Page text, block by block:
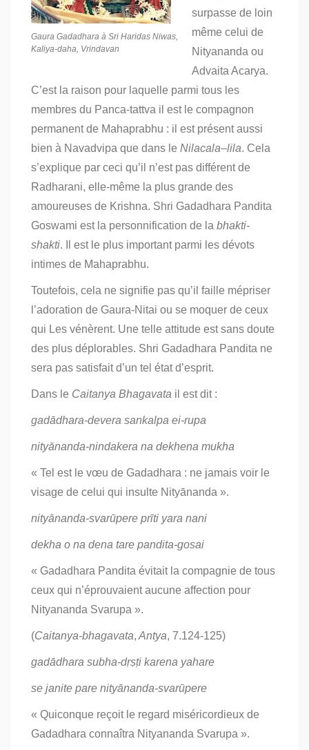
Gaura Gadadhara à Sri Haridas Niwas,
Kaliya-daha, Vrindavan
surpasse de loin
même celui de
Nityananda ou
Advaita Acarya.
C’est la raison pour laquelle parmi tous les
membres du Panca-tattva il est le compagnon
permanent de Mahaprabhu : il est présent aussi
bien à Navadvipa que dans le Nilacala–lila. Cela
s’explique par ceci qu’il n’est pas différent de
Radharani, elle-même la plus grande des
amoureuses de Krishna. Shri Gadadhara Pandita
Goswami est la personnification de la bhakti-
shakti. Il est le plus important parmi les dévots
intimes de Mahaprabhu.
Toutefois, cela ne signifie pas qu’il faille mépriser
l’adoration de Gaura-Nitai ou se moquer de ceux
qui Les vénèrent. Une telle attitude est sans doute
des plus déplorables. Shri Gadadhara Pandita ne
sera pas satisfait d’un tel état d’esprit.
Dans le Caitanya Bhagavata il est dit :
gadādhara-devera sankalpa ei-rupa
nityānanda-nindakera na dekhena mukha
« Tel est le vœu de Gadadhara : ne jamais voir le
visage de celui qui insulte Nityānanda ».
nityānanda-svarūpere prīti yara nani
dekha o na dena tare pandita-gosai
« Gadadhara Pandita évitait la compagnie de tous
ceux qui n’éprouvaient aucune affection pour
Nityananda Svarupa ».
(Caitanya-bhagavata, Antya, 7.124-125)
gadādhara subha-dṛṣṭi karena yahare
se janite pare nityānanda-svarūpere
« Quiconque reçoit le regard miséricordieux de
Gadadhara connaîtra Nityananda Svarupa ».